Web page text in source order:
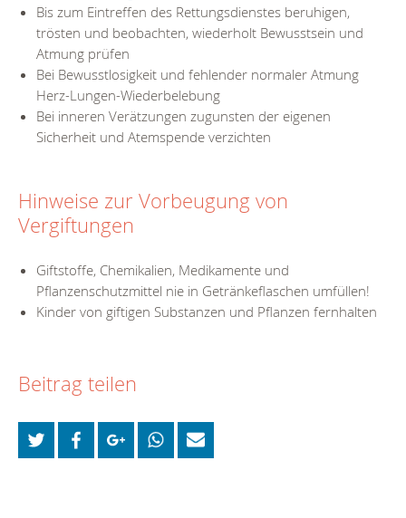
Bis zum Eintreffen des Rettungsdienstes beruhigen,
trösten und beobachten, wiederholt Bewusstsein und
Atmung prüfen
Bei Bewusstlosigkeit und fehlender normaler Atmung
Herz-Lungen-Wiederbelebung
Bei inneren Verätzungen zugunsten der eigenen
Sicherheit und Atemspende verzichten
Hinweise zur Vorbeugung von
Vergiftungen
Giftstoffe, Chemikalien, Medikamente und
Pflanzenschutzmittel nie in Getränkeflaschen umfüllen!
Kinder von giftigen Substanzen und Pflanzen fernhalten
Beitrag teilen